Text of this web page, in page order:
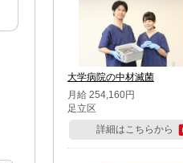
大学病院の中材滅菌
月給 254,160円
足立区
詳細はこちらから